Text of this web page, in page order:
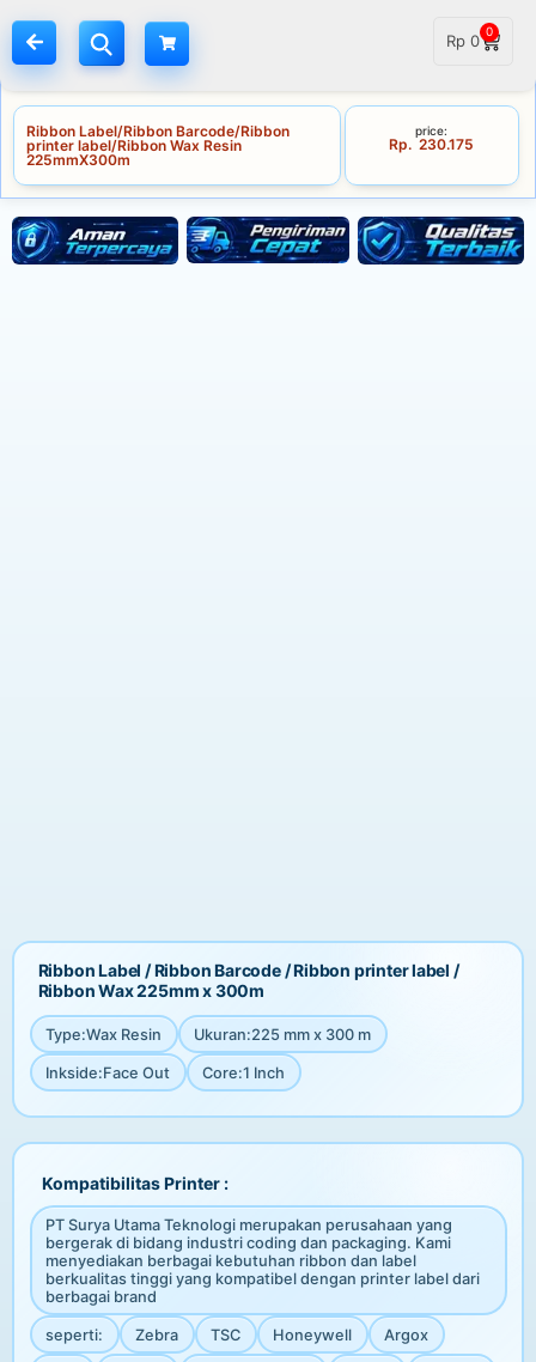
Rp 0 0
Ribbon Label/Ribbon Barcode/Ribbon
printer label/Ribbon Wax Resin
225mmX300m
price:
Rp 230.175
Ribbon Label / Ribbon Barcode / Ribbon printer label /
Ribbon Wax 225mm x 300m
Type:Wax Resin Ukuran:225 mm x 300 m
Inkside:Face Out Core:1 Inch
Kompatibilitas Printer :
PT Surya Utama Teknologi merupakan perusahaan yang
bergerak di bidang industri coding dan packaging. Kami
menyediakan berbagai kebutuhan ribbon dan label
berkualitas tinggi yang kompatibel dengan printer label dari
berbagai brand
seperti: Zebra TSC Honeywell Argox